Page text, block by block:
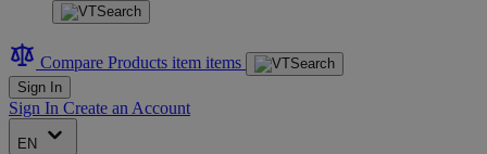
Compare Products item items
Sign In
Sign In Create an Account
EN